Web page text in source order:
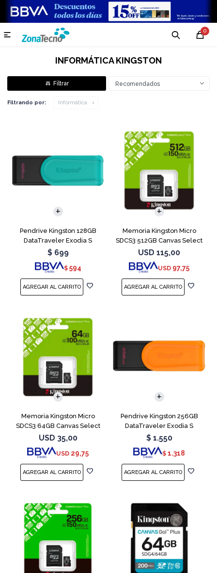
0

INFORMÁTICA KINGSTON
Recomendados
Filtrando por: Informática
Pendrive Kingston 128GB
DataTraveler Exodia S
Turquesa
$ 699
$ 594
Memoria Kingston Micro
SDCS3 512GB Canvas Select
Plus
USD 115,00
USD 97,75
Memoria Kingston Micro
SDCS3 64GB Canvas Select
Plus
USD 35,00
USD 29,75
Pendrive Kingston 256GB
DataTraveler Exodia S
Naranja
$ 1.550
$ 1.318